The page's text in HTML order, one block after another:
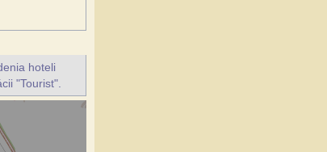
hoteli
"Tourist".